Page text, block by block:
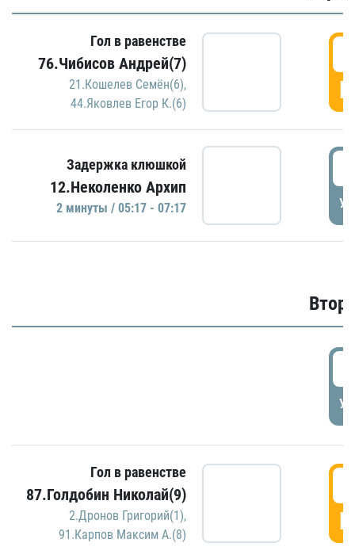
Гол в равенстве
76.Чибисов Андрей(7)
21.Кошелев Семён(6),
44.Яковлев Егор К.(6)
Задержка клюшкой
12.Неколенко Архип
2 минуты / 05:17 - 07:17
Гол в равенстве
87.Голдобин Николай(9)
2.Дронов Григорий(1),
91.Карпов Максим А.(8)